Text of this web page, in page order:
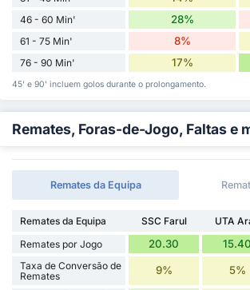
46 - 60 Min' 28%
61 - 75 Min' 8%
76 - 90 Min' 17%
45' e 90' incluem golos durante o prolongamento.
Remates, Foras-de-Jogo, Faltas e
Remates da Equipa
Remates da Equipa SSC Farul UTA
Remates por Jogo
20.30 15.40
Taxa de Conversão de
Remates
9% 5%